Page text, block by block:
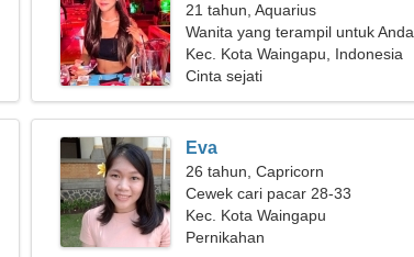
21 tahun, Aquarius
Wanita yang terampil untuk Anda
Kec. Kota Waingapu, Indonesia
Cinta sejati
Eva
26 tahun, Capricorn
Cewek cari pacar 28-33
Kec. Kota Waingapu
Pernikahan